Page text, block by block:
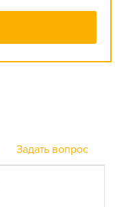
Задать вопрос